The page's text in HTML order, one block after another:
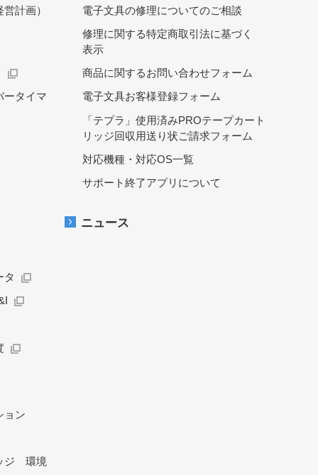
計画）
ータイマ
タ
ョン
ジ 環境
電子文具の修理についてのご相談
修理に関する特定商取引法に基づく
表示
商品に関するお問い合わせフォーム
電子文具お客様登録フォーム
「テプラ」使用済みPROテープカート
リッジ回収用送り状ご請求フォーム
対応機種・対応OS一覧
サポート終了アプリについて
ニュース